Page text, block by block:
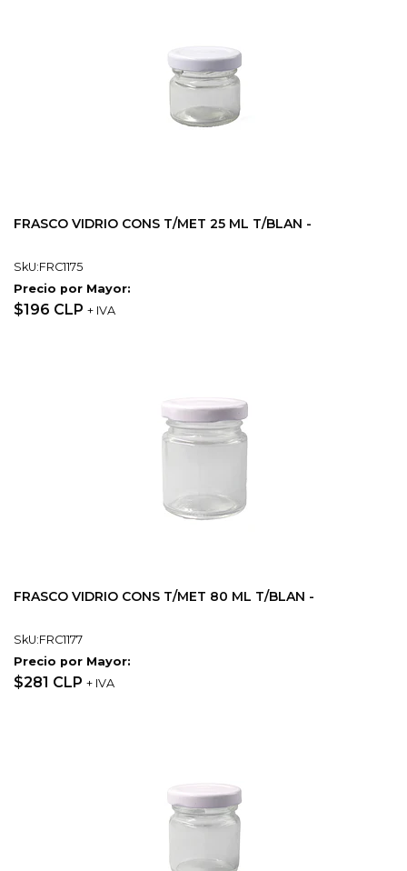
FRASCO VIDRIO CONS T/MET 25 ML T/BLAN -
SkU:FRC1175
Precio por Mayor:
$196 CLP + IVA
FRASCO VIDRIO CONS T/MET 80 ML T/BLAN -
SkU:FRC1177
Precio por Mayor:
$281 CLP + IVA